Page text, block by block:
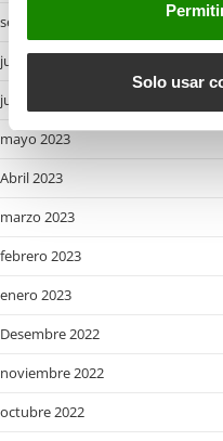
i
e
n
o
Solo usar
septiembre 2023
julio 2023
junio 2023
mayo 2023
Abril 2023
marzo 2023
febrero 2023
enero 2023
Desembre 2022
noviembre 2022
octubre 2022